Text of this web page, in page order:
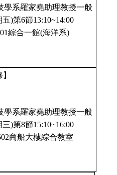
學系羅家堯助理教授一般
五)第6節13:10~14:00
綜合一館(海洋系)
學系羅家堯助理教授一般
三)第8節15:10~16:00
商船大樓綜合教室